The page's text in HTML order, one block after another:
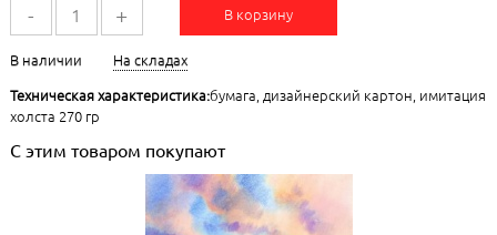
- + В корзину
В наличии
На складах
Техническая характеристика:бумага, дизайнерский картон, имитация
холста 270 гр
С этим товаром покупают